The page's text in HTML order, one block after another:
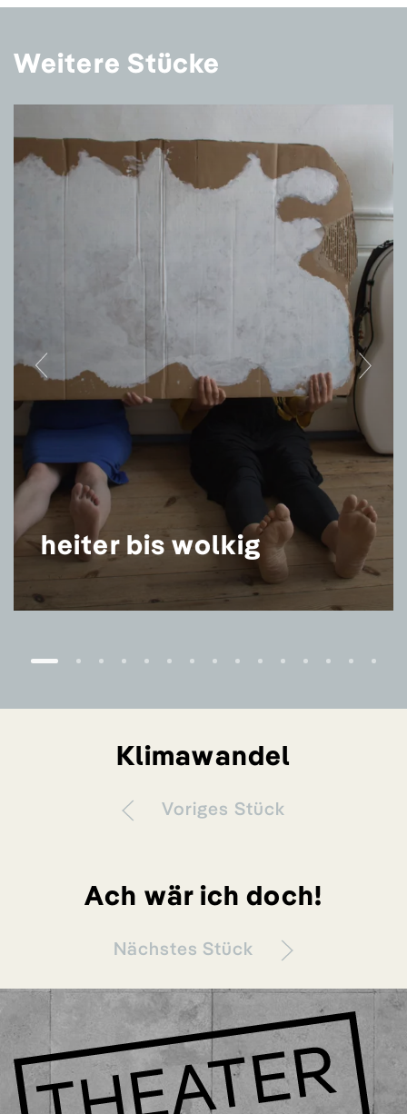
Weitere Stücke
heiter bis wolkig
Klimawandel
Voriges Stück
Ach wär ich doch!
Nächstes Stück